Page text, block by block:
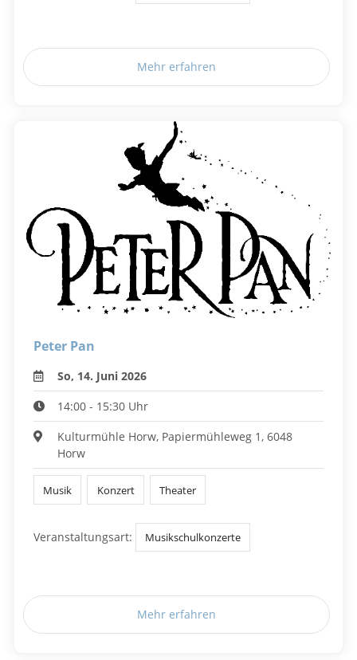
Mehr erfahren
Peter Pan
So, 14. Juni 2026
14:00 - 15:30 Uhr
Kulturmühle Horw, Papiermühleweg 1, 6048
Horw
Musik Konzert Theater
Veranstaltungsart: Musikschulkonzerte
Mehr erfahren